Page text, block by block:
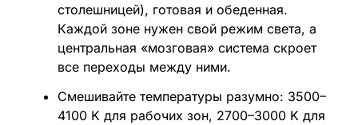
столешницей), готовая и обеденная.
Каждой зоне нужен свой режим света, а
центральная «мозговая» система скроет
все переходы между ними.
Смешивайте температуры разумно: 3500–
4100 K для рабочих зон, 2700–3000 K для